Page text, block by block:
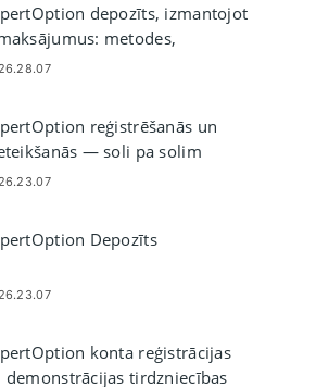
depozīts, izmantojot
metodes,
un apstrādes laiki
reģistrēšanās un
— soli pa solim
kontam
Depozīts
konta reģistrācijas
demonstrācijas tirdzniecības